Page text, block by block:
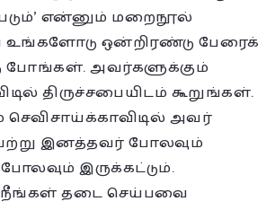
என்னும் மறைநூல்
உங்களோடு ஒன்றிரண்டு பேரைக்
போங்கள். அவர்களுக்கும்
திருச்சபையிடம் கூறுங்கள்.
செவிசாய்க்காவிடில் அவர்
இனத்தவர் போலவும்
இருக்கட்டும்.
தடை செய்பவை